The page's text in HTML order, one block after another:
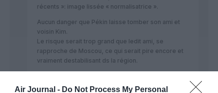
Air Journal - Do Not Process My Personal
récents »: image lissée « normalisatrice ».
Aucun danger que Pékin laisse tomber son ami et
voisin Kim.
Le risque serait trop grand que ledit ami, se
rapproche de Moscou, ce qui serait pire encore et
vraiment destabilisant ds la région.